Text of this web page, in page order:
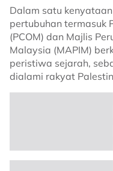
Dalam satu
pertubuhan termasuk
(PCOM) dan Majlis
Malaysia (MAPIM)
peristiwa sejarah,
dialami rakyat